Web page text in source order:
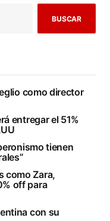
BUSCAR
como director
entregar el 51%
tienen
como Zara,
off para
con su